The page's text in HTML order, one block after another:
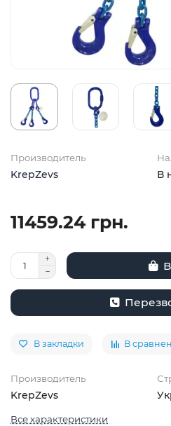
Производитель
KrepZevs В
11459.24 грн.
В закладки В
Производитель
KrepZevs
Все характеристики